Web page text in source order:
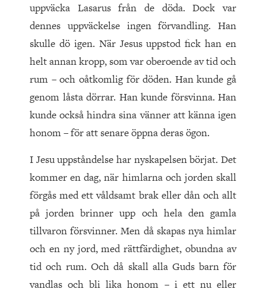
uppväcka Lasarus från de döda. Dock var
dennes uppväckelse ingen förvandling. Han
skulle dö igen. När Jesus uppstod fick han en
helt annan kropp, som var oberoende av tid och
rum – och oåtkomlig för döden. Han kunde gå
genom låsta dörrar. Han kunde försvinna. Han
kunde också hindra sina vänner att känna igen
honom – för att senare öppna deras ögon.
I Jesu uppståndelse har nyskapelsen börjat. Det
kommer en dag, när himlarna och jorden skall
förgås med ett våldsamt brak eller dån och allt
på jorden brinner upp och hela den gamla
tillvaron försvinner. Men då skapas nya himlar
och en ny jord, med rättfärdighet, obundna av
tid och rum. Och då skall alla Guds barn för
vandlas och bli lika honom – i ett nu eller